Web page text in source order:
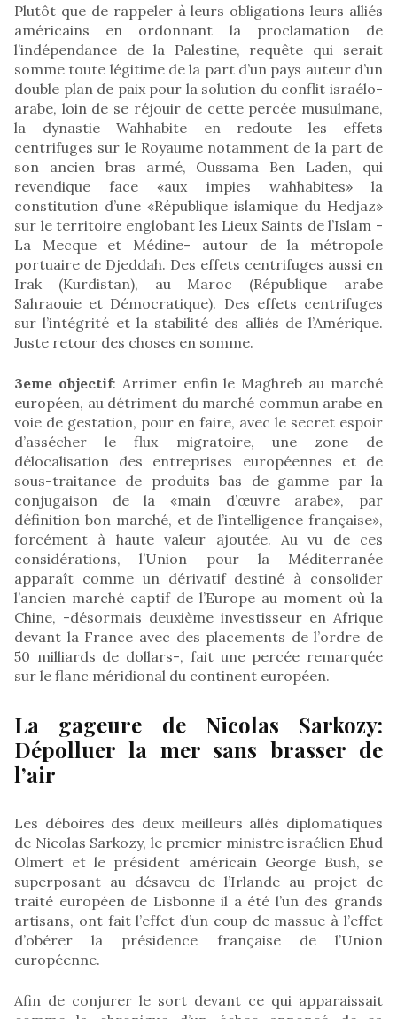
Plutôt que de rappeler à leurs obligations leurs alliés
américains en ordonnant la proclamation de
l’indépendance de la Palestine, requête qui serait
somme toute légitime de la part d’un pays auteur d’un
double plan de paix pour la solution du conflit israélo-
arabe, loin de se réjouir de cette percée musulmane,
la dynastie Wahhabite en redoute les effets
centrifuges sur le Royaume notamment de la part de
son ancien bras armé, Oussama Ben Laden, qui
revendique face «aux impies wahhabites» la
constitution d’une «République islamique du Hedjaz»
sur le territoire englobant les Lieux Saints de l’Islam -
La Mecque et Médine- autour de la métropole
portuaire de Djeddah. Des effets centrifuges aussi en
Irak (Kurdistan), au Maroc (République arabe
Sahraouie et Démocratique). Des effets centrifuges
sur l’intégrité et la stabilité des alliés de l’Amérique.
Juste retour des choses en somme.
3eme objectif: Arrimer enfin le Maghreb au marché
européen, au détriment du marché commun arabe en
voie de gestation, pour en faire, avec le secret espoir
d’assécher le flux migratoire, une zone de
délocalisation des entreprises européennes et de
sous-traitance de produits bas de gamme par la
conjugaison de la «main d’œuvre arabe», par
définition bon marché, et de l’intelligence française»,
forcément à haute valeur ajoutée. Au vu de ces
considérations, l’Union pour la Méditerranée
apparaît comme un dérivatif destiné à consolider
l’ancien marché captif de l’Europe au moment où la
Chine, -désormais deuxième investisseur en Afrique
devant la France avec des placements de l’ordre de
50 milliards de dollars-, fait une percée remarquée
sur le flanc méridional du continent européen.
La gageure de Nicolas Sarkozy:
Dépolluer la mer sans brasser de
l’air
Les déboires des deux meilleurs allés diplomatiques
de Nicolas Sarkozy, le premier ministre israélien Ehud
Olmert et le président américain George Bush, se
superposant au désaveu de l’Irlande au projet de
traité européen de Lisbonne il a été l’un des grands
artisans, ont fait l’effet d’un coup de massue à l’effet
d’obérer la présidence française de l’Union
européenne.
Afin de conjurer le sort devant ce qui apparaissait